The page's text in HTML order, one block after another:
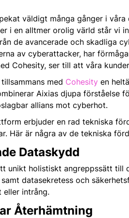
väldigt många gånger i
i en alltmer orolig värld står vi
de avancerade och skadliga
av cyberattacker, har
Cohesity, ser till att våra
med Cohesity en
Aixias djupa förståelse
allians mot cyberhot.
erbjuder en rad tekniska
Här är några av de tekniska
Dataskydd
unikt holistiskt angreppssätt till
datasekretess och
intrång.
Återhämtning